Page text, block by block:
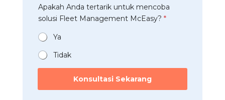
a
n
*
r
i
o
l
s
a
t
n
Apakah Anda tertarik untuk mencoba
solusi Fleet Management McEasy? *
Ya
Tidak
Konsultasi Sekarang